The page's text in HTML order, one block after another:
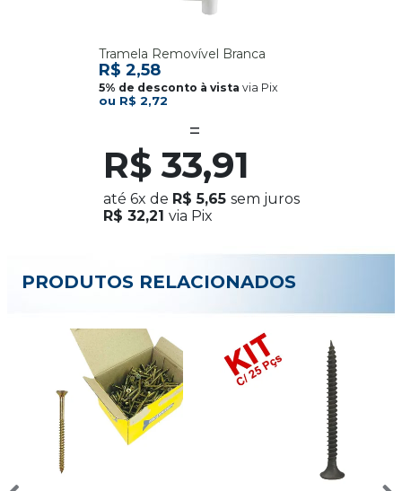
Tramela Removível Branca
R$ 2,72
R$ 2,58
via Pix
R$ 33,91
até 6x de R$ 5,65 sem juros
R$ 32,21 via Pix
PRODUTOS RELACIONADOS